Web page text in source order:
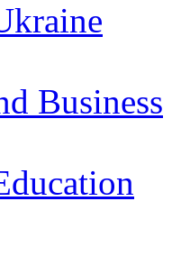
Business